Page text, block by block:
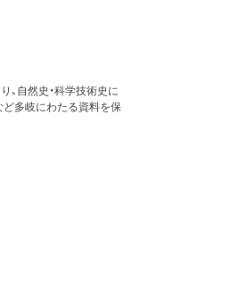
、自然史・科学技術史に
ど多岐にわたる資料を保